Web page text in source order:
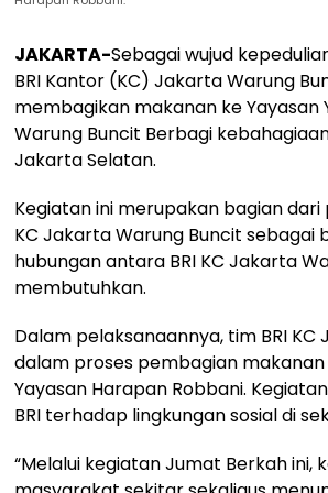
JAKARTA-Sebagai wujud
BRI Kantor (KC) Jakarta Warung
membagikan makanan ke Yayasan
Warung Buncit Berbagi
Jakarta Selatan.
Kegiatan ini merupakan bagian
KC Jakarta Warung Buncit
hubungan antara BRI KC Jakarta
membutuhkan.
Dalam pelaksanaannya, tim BRI
dalam proses pembagian
Yayasan Harapan Robbani.
BRI terhadap lingkungan sosial di
“Melalui kegiatan Jumat Berkah